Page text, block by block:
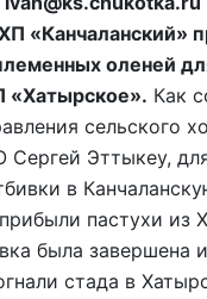
«Канчаланский»
оленей
«Хатырское». Как
сельского
Сергей Эттыкеу,
в
пастухи из
была завершена
стада в